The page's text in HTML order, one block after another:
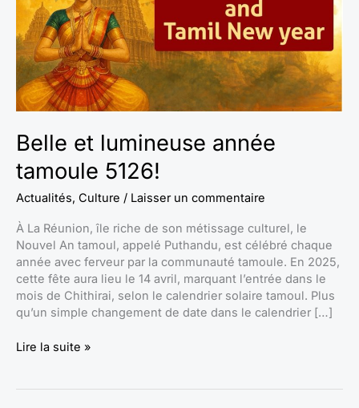
Belle et lumineuse année
tamoule 5126!
Actualités, Culture / Laisser un commentaire
À La Réunion, île riche de son métissage culturel, le
Nouvel An tamoul, appelé Puthandu, est célébré chaque
année avec ferveur par la communauté tamoule. En 2025,
cette fête aura lieu le 14 avril, marquant l’entrée dans le
mois de Chithirai, selon le calendrier solaire tamoul. Plus
qu’un simple changement de date dans le calendrier […]
Lire la suite »